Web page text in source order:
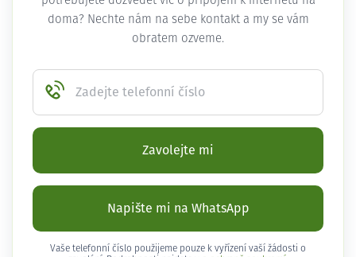
doma? Nechte nám na sebe kontakt a my se vám
obratem ozveme.
Zadejte telefonní číslo
Zavolejte mi
Napište mi na WhatsApp
Vaše telefonní číslo použijeme pouze k vyřízení vaší žádosti o